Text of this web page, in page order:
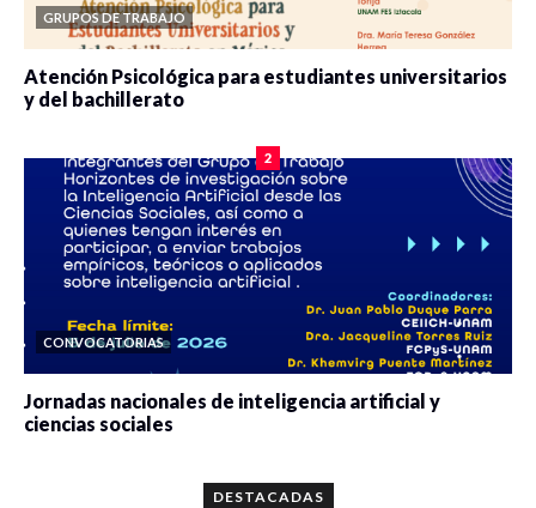
GRUPOS DE TRABAJO
Atención Psicológica para estudiantes universitarios
y del bachillerato
2
CONVOCATORIAS
Jornadas nacionales de inteligencia artificial y
ciencias sociales
DESTACADAS